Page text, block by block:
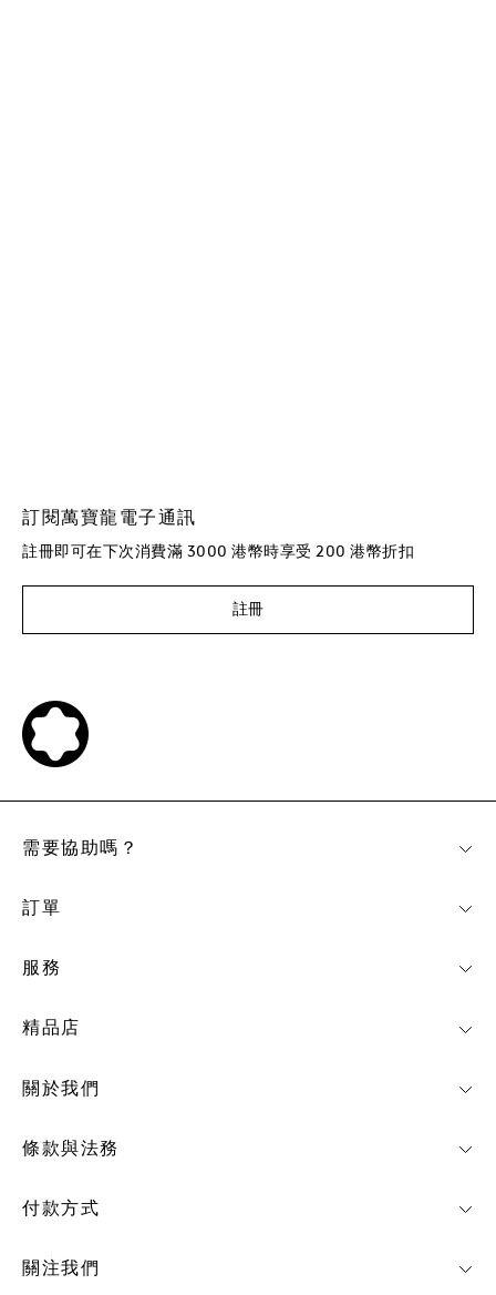
訂閱萬寶龍電子通訊
註冊即可在下次消費滿 3000 港幣時享受 200 港幣折扣
註冊
付款方式
關注我們
需要協助嗎？
訂單
服務
精品店
關於我們
條款與法務